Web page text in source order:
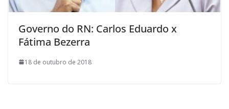
Governo do RN: Carlos Eduardo x
Fátima Bezerra
18 de outubro de 2018